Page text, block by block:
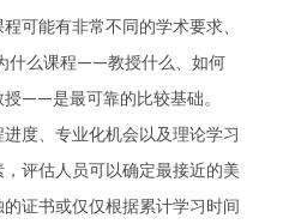
可能有非常不同的学术要求、
什么课程——教授什么、如何
——是最可靠的比较基础。
度、专业化机会以及理论学习
评估人员可以确定最接近的美
证书或仅仅根据累计学习时间